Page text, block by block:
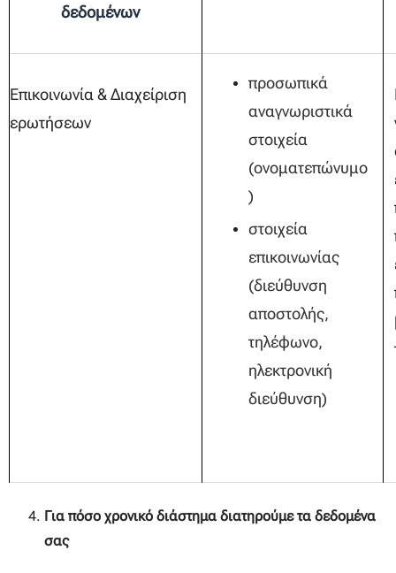
δεδομένων
Επικοινωνία & Διαχείριση
ερωτήσεων
προσωπικά
αναγνωριστικά
στοιχεία
(ονοματεπώνυμο
)
στοιχεία
επικοινωνίας
(διεύθυνση
αποστολής,
τηλέφωνο,
ηλεκτρονική
διεύθυνση)
Για πόσο χρονικό διάστημα διατηρούμε τα δεδομένα
σας